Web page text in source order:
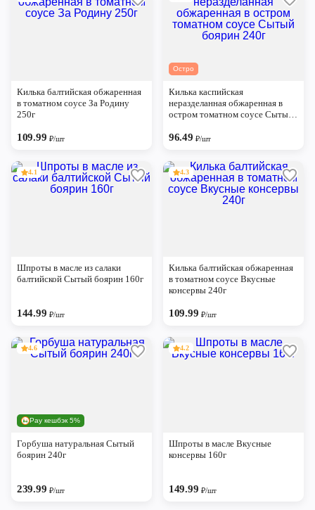
Килька балтийская обжаренная
в томатном соусе За Родину
250г
109.99 ₽/шт
Остро
Килька каспийская
неразделанная обжаренная в
остром томатном соусе Сытый
96.49₽/шт
4.1
Шпроты в масле из салаки
балтийской Сытый боярин 160г
144.99 ₽/шт
4.3
Килька балтийская обжаренная
в томатном соусе Вкусные
консервы 240г
109.99 ₽/шт
Pay кешбэк 5%
4.6
Горбуша натуральная Сытый
боярин 240г
239.99 ₽/шт
4.2
Шпроты в масле Вкусные
консервы 160г
149.99 ₽/шт